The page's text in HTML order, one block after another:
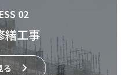
02
繕工事
る